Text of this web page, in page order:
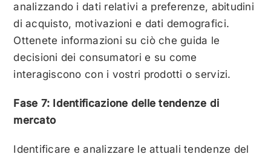
analizzando i dati relativi a preferenze, abitudini
di acquisto, motivazioni e dati demografici.
Ottenete informazioni su ciò che guida le
decisioni dei consumatori e su come
interagiscono con i vostri prodotti o servizi.
Fase 7: Identificazione delle tendenze di
mercato
Identificare e analizzare le attuali tendenze del